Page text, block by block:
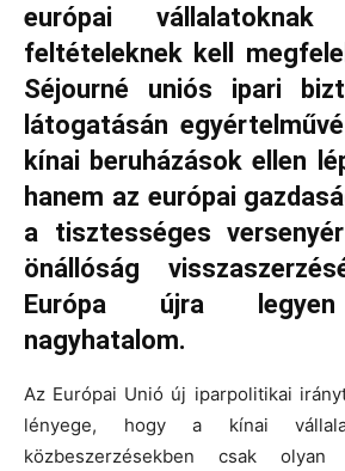
európai
feltételeknek kell
Séjourné uniós ipari
látogatásán
kínai beruházások ellen
hanem az európai
a tisztességes
önállóság
Európa újra legyen
nagyhatalom.
Az Európai Unió új iparpolitikai
lényege, hogy a kínai
közbeszerzésekben csak